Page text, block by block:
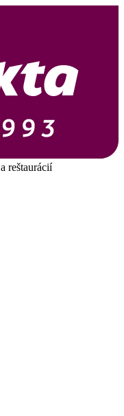
reštaurácií